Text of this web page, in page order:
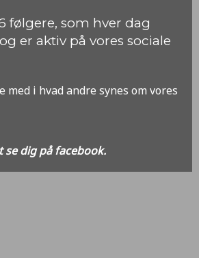
følgere, som hver dag
er aktiv på vores sociale
med i hvad andre synes om vores
se dig på facebook.